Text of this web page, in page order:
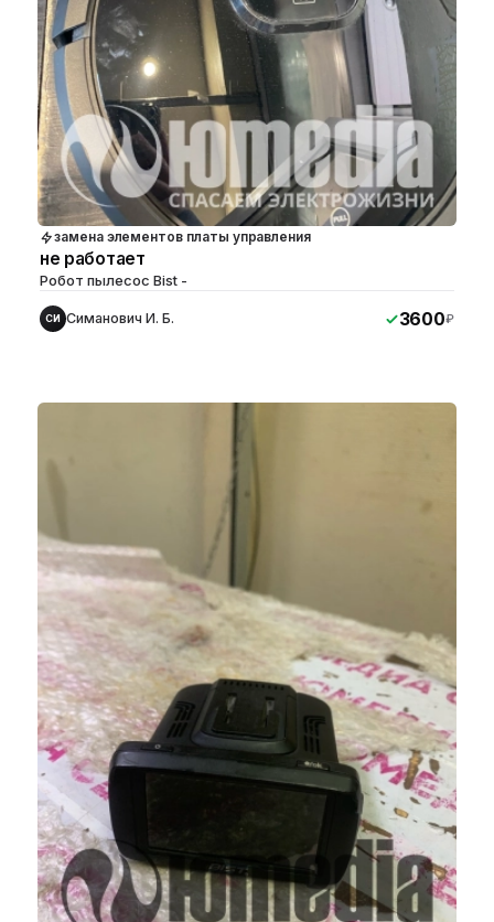
замена элементов платы управления
не работает
Робот пылесос Bist -
СИ Симанович И. Б. 3600₽